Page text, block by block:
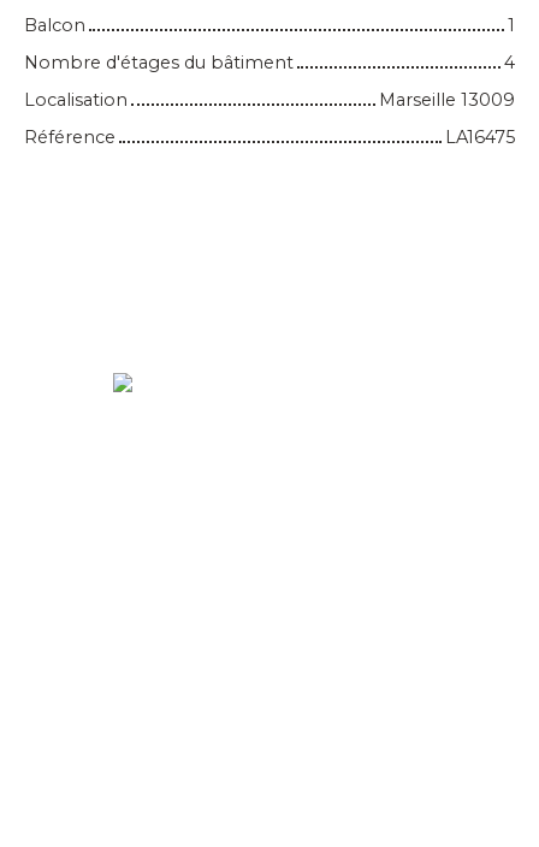
Balcon
1
Nombre d'étages du bâtiment
4
Localisation
Marseille 13009
Référence
LA16475